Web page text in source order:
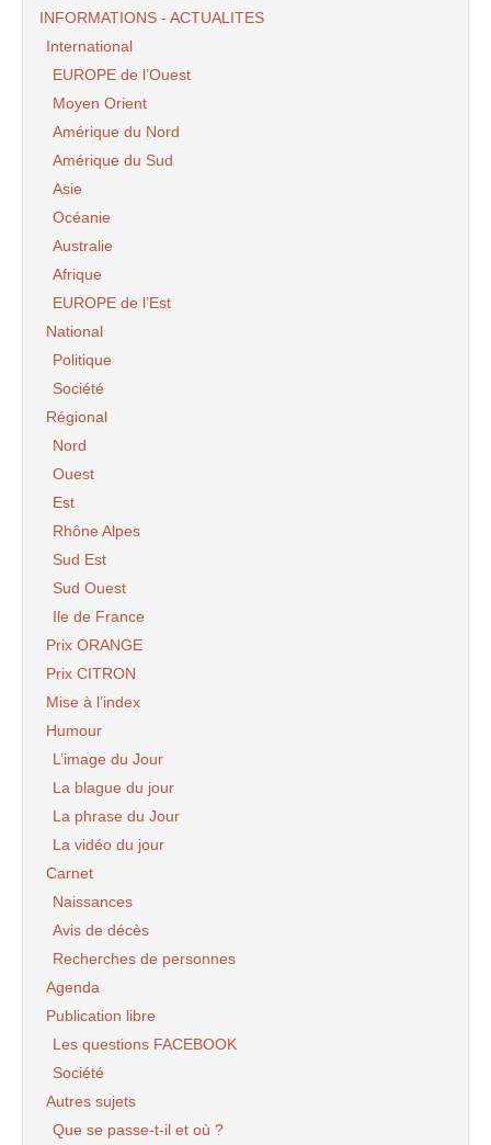
INFORMATIONS - ACTUALITES
International
EUROPE de l’Ouest
Moyen Orient
Amérique du Nord
Amérique du Sud
Asie
Océanie
Australie
Afrique
EUROPE de l’Est
National
Politique
Société
Régional
Nord
Ouest
Est
Rhône Alpes
Sud Est
Sud Ouest
Ile de France
Prix ORANGE
Prix CITRON
Mise à l’index
Humour
L’image du Jour
La blague du jour
La phrase du Jour
La vidéo du jour
Carnet
Naissances
Avis de décès
Recherches de personnes
Agenda
Publication libre
Les questions FACEBOOK
Société
Autres sujets
Que se passe-t-il et où ?